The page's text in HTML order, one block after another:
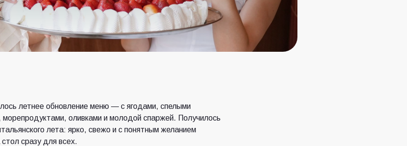
летнее обновление меню — с ягодами, спелыми
оливками и молодой спаржей. Получилось
лета: ярко, свежо и с понятным желанием
сразу для всех.